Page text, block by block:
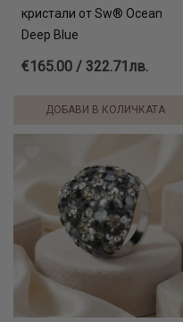
кристали от Sw® Ocean
Deep Blue
€165.00 / 322.71лв.
ДОБАВИ В КОЛИЧКАТА